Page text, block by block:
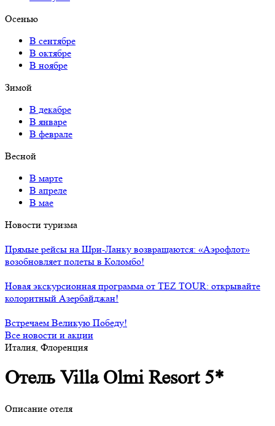
Осенью
В сентябре
В октябре
В ноябре
Зимой
В декабре
В январе
В феврале
Весной
В марте
В апреле
В мае
Новости туризма
Прямые рейсы на Шри-Ланку возвращаются: «Аэрофлот»
возобновляет полеты в Коломбо!
Новая экскурсионная программа от TEZ TOUR: открывайте
колоритный Азербайджан!
Встречаем Великую Победу!
Все новости и акции
Италия, Флоренция
Отель Villa Olmi Resort 5*
Описание отеля